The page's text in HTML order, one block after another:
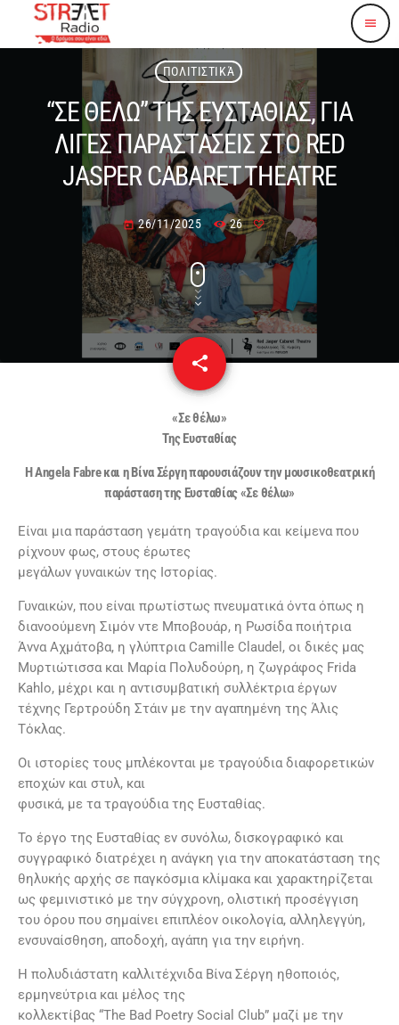
menu
ΠΟΛΙΤΙΣΤΙΚΆ
“ΣΕ ΘΕΛΩ” ΤΗΣ ΕΥΣΤΑΘΙΑΣ, ΓΙΑ
ΛΙΓΕΣ ΠΑΡΑΣΤΑΣΕΙΣ ΣΤΟ RED
JASPER CABARET THEATRE
today 26/11/2025 26
share
email
«Σε θέλω»
Της Ευσταθίας
Η Angela Fabre και η Βίνα Σέργηπαρουσιάζουν την μουσικοθεατρική
παράσταση της Ευσταθίας «Σε θέλω»
Είναι μια παράσταση γεμάτη τραγούδια και κείμενα που
ρίχνουν φως, στους έρωτες
μεγάλων γυναικών της Ιστορίας.
Γυναικών, που είναι πρωτίστως πνευματικά όντα όπως η
διανοούμενη Σιμόν ντε Μποβουάρ, η Ρωσίδα ποιήτρια
Άννα Αχμάτοβα, η γλύπτρια Camille Claudel, οι δικές μας
Μυρτιώτισσα και Μαρία Πολυδούρη, η ζωγράφος Frida
Kahlo, μέχρι και η αντισυμβατική συλλέκτρια έργων
τέχνης Γερτρούδη Στάιν με την αγαπημένη της Άλις
Τόκλας.
Οι ιστορίες τους μπλέκονται με τραγούδια διαφορετικών
εποχών και στυλ, και
φυσικά, με τα τραγούδια της Ευσταθίας.
Το έργο της Ευσταθίας εν συνόλω, δισκογραφικό και
συγγραφικό διατρέχει η ανάγκη για την αποκατάσταση της
θηλυκής αρχής σε παγκόσμια κλίμακα και χαρακτηρίζεται
ως φεμινιστικό με την σύγχρονη, ολιστική προσέγγιση
του όρου που σημαίνει επιπλέον οικολογία, αλληλεγγύη,
ενσυναίσθηση, αποδοχή, αγάπη για την ειρήνη.
Η πολυδιάστατη καλλιτέχνιδα Βίνα Σέργη ηθοποιός,
ερμηνεύτρια και μέλος της
κολλεκτίβας “The Bad Poetry Social Club” μαζί με την